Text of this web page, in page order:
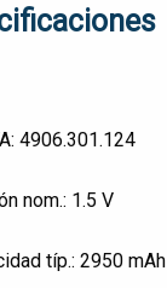
4906.301.124
nom.: 1.5 V
típ.: 2950 mAh